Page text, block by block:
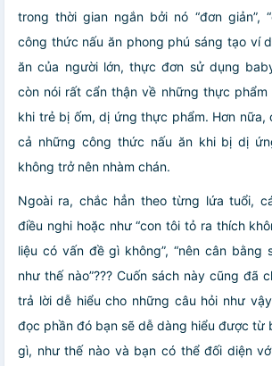
trong thời gian ngắn bởi nó “đơn giản”,
công thức nấu ăn phong phú sáng tạo ví
ăn của người lớn, thực đơn sử dụng
còn nói rất cẩn thận về những thực phẩm
khi trẻ bị ốm, dị ứng thực phẩm. Hơn nữa,
cả những công thức nấu ăn khi bị dị
không trở nên nhàm chán.
Ngoài ra, chắc hẳn theo từng lứa tuổi,
điều nghi hoặc như “con tôi tỏ ra thích
liệu có vấn đề gì không”, “nên cân bằng
như thế nào”??? Cuốn sách này cũng đã
trả lời dễ hiểu cho những câu hỏi như
đọc phần đó bạn sẽ dễ dàng hiểu được từ
gì, như thế nào và bạn có thể đối diện